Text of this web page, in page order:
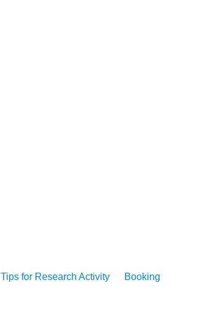
Tips for Research Activity
Booking